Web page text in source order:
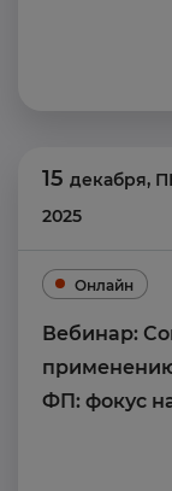
15 декабря,
2025
Онлайн
Вебинар:
ФП: фокус